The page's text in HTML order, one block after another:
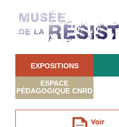
EXPOSITIONS
ESPACE
PÉDAGOGIQUE CNRD